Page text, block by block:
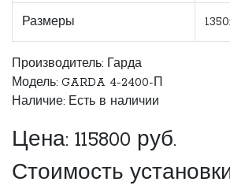
Размеры
Производитель: Гарда
Модель: GARDA 4-2400-П
Наличие: Есть в наличии
Цена: 115800 руб.
Стоимость